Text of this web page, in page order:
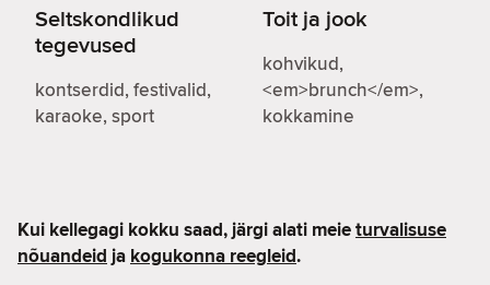
Seltskondlikud
tegevused
kontserdid, festivalid,
karaoke, sport
Toit ja jook
kohvikud,
<em>brunch</em>,
kokkamine
Kui kellegagi kokku saad, järgi alati meieturvalisuse
nõuandeid ja kogukonna reegleid.